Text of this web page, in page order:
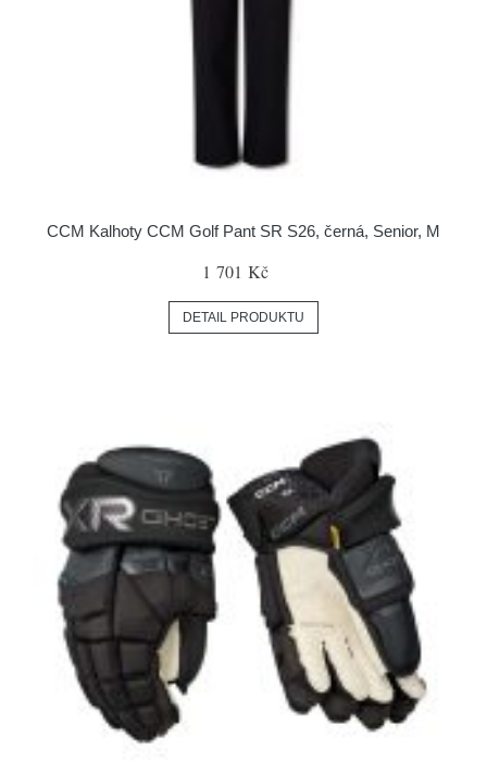
CCM Kalhoty CCM Golf Pant SR S26, černá, Senior, M
1 701 Kč
DETAIL PRODUKTU